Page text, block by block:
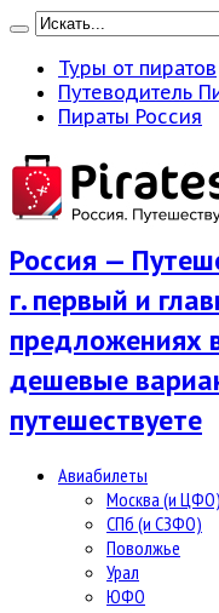
Туры от пиратов
Путеводитель
Пираты Россия
Россия —
г. первый и
предложениях
дешевые
путешествуете
Авиабилеты
Москва (и ЦФО)
СПб (и СЗФО)
Поволжье
Урал
ЮФО